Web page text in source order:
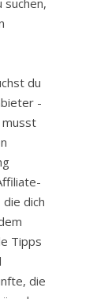
du
-
musst
dich
Tipps
die